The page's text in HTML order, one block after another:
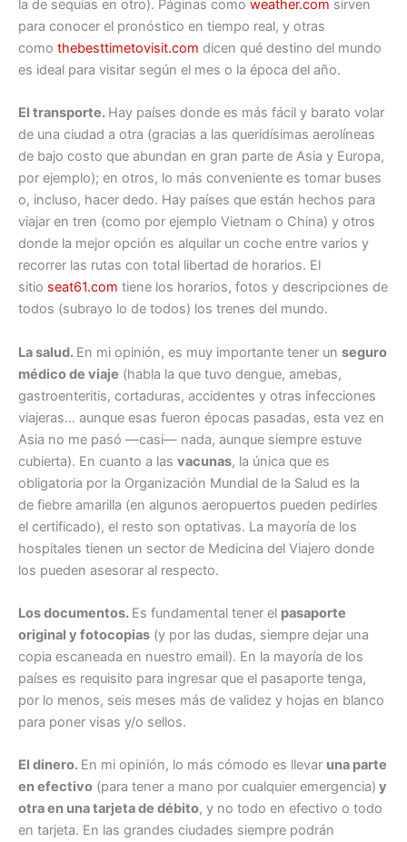
la de sequías en otro). Páginas como weather.com sirven
para conocer el pronóstico en tiempo real, y otras
como thebesttimetovisit.com dicen qué destino del mundo
es ideal para visitar según el mes o la época del año.
El transporte. Hay países donde es más fácil y barato volar
de una ciudad a otra (gracias a las queridísimas aerolíneas
de bajo costo que abundan en gran parte de Asia y Europa,
por ejemplo); en otros, lo más conveniente es tomar buses
o, incluso, hacer dedo. Hay países que están hechos para
viajar en tren (como por ejemplo Vietnam o China) y otros
donde la mejor opción es alquilar un coche entre varios y
recorrer las rutas con total libertad de horarios. El
sitio seat61.com tiene los horarios, fotos y descripciones de
todos (subrayo lo de todos) los trenes del mundo.
La salud. En mi opinión, es muy importante tener un seguro
médico de viaje (habla la que tuvo dengue, amebas,
gastroenteritis, cortaduras, accidentes y otras infecciones
viajeras… aunque esas fueron épocas pasadas, esta vez en
Asia no me pasó —casi— nada, aunque siempre estuve
cubierta). En cuanto a las vacunas, la única que es
obligatoria por la Organización Mundial de la Salud es la
de fiebre amarilla (en algunos aeropuertos pueden pedirles
el certificado), el resto son optativas. La mayoría de los
hospitales tienen un sector de Medicina del Viajero donde
los pueden asesorar al respecto.
Los documentos. Es fundamental tener el pasaporte
original y fotocopias (y por las dudas, siempre dejar una
copia escaneada en nuestro email). En la mayoría de los
países es requisito para ingresar que el pasaporte tenga,
por lo menos, seis meses más de validez y hojas en blanco
para poner visas y/o sellos.
El dinero. En mi opinión, lo más cómodo es llevar una parte
en efectivo (para tener a mano por cualquier emergencia) y
otra en una tarjeta de débito, y no todo en efectivo o todo
en tarjeta. En las grandes ciudades siempre podrán